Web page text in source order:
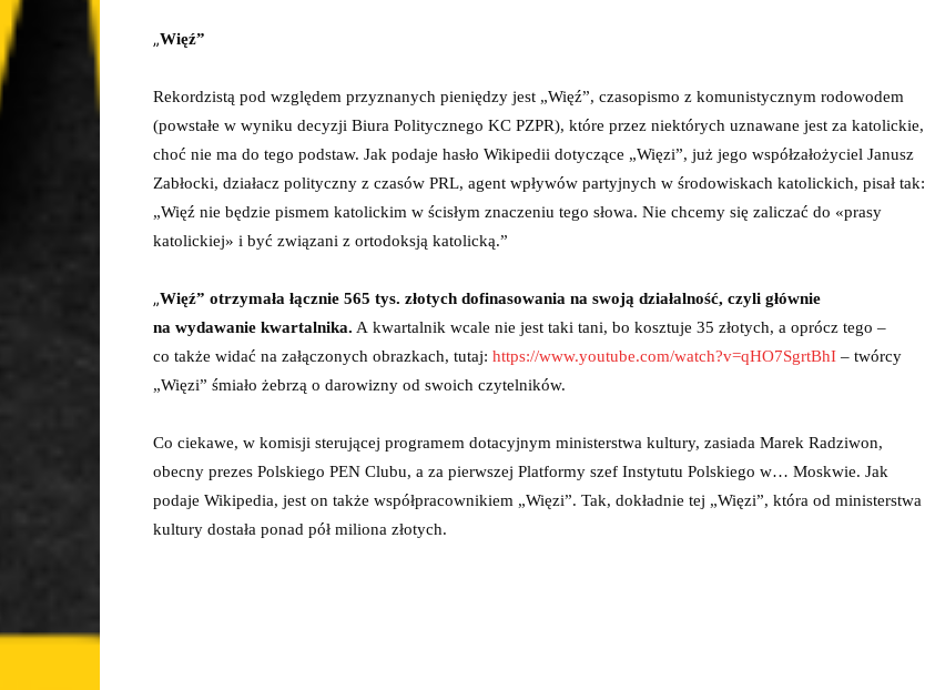
„Więź”
Rekordzistą pod względem przyznanych pieniędzy jest „Więź”, czasopismo z komunistycznym rodowodem
(powstałe w wyniku decyzji Biura Politycznego KC PZPR), które przez niektórych uznawane jest za katolickie,
choć nie ma do tego podstaw. Jak podaje hasło Wikipedii dotyczące „Więzi”, już jego współzałożyciel Janusz
Zabłocki, działacz polityczny z czasów PRL, agent wpływów partyjnych w środowiskach katolickich, pisał tak:
„Więź nie będzie pismem katolickim w ścisłym znaczeniu tego słowa. Nie chcemy się zaliczać do «prasy
katolickiej» i być związani z ortodoksją katolicką.”
„Więź” otrzymała łącznie 565 tys. złotych dofinasowania na swoją działalność, czyli głównie
na wydawanie kwartalnika. A kwartalnik wcale nie jest taki tani, bo kosztuje 35 złotych, a oprócz tego –
co także widać na załączonych obrazkach, tutaj: https://www.youtube.com/watch?v=qHO7SgrtBhI – twórcy
„Więzi” śmiało żebrzą o darowizny od swoich czytelników.
Co ciekawe, w komisji sterującej programem dotacyjnym ministerstwa kultury, zasiada Marek Radziwon,
obecny prezes Polskiego PEN Clubu, a za pierwszej Platformy szef Instytutu Polskiego w… Moskwie. Jak
podaje Wikipedia, jest on także współpracownikiem „Więzi”. Tak, dokładnie tej „Więzi”, która od ministerstwa
kultury dostała ponad pół miliona złotych.